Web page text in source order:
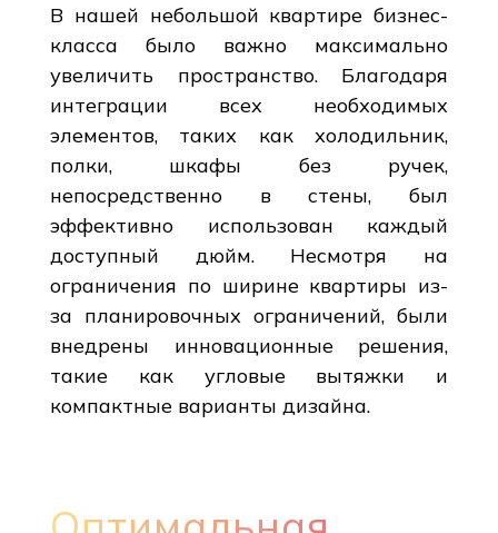
В нашей небольшой квартире бизнес-
класса было важно максимально
увеличить пространство. Благодаря
интеграции всех необходимых
элементов, таких как холодильник,
полки, шкафы без ручек,
непосредственно в стены, был
эффективно использован каждый
доступный дюйм. Несмотря на
ограничения по ширине квартиры из-
за планировочных ограничений, были
внедрены инновационные решения,
такие как угловые вытяжки и
компактные варианты дизайна.